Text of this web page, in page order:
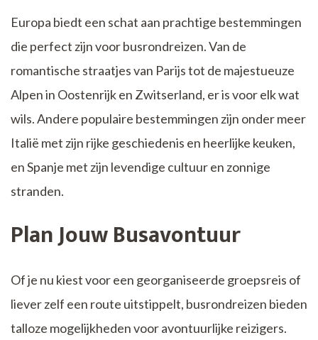
Europa biedt een schat aan prachtige bestemmingen
die perfect zijn voor busrondreizen. Van de
romantische straatjes van Parijs tot de majestueuze
Alpen in Oostenrijk en Zwitserland, er is voor elk wat
wils. Andere populaire bestemmingen zijn onder meer
Italië met zijn rijke geschiedenis en heerlijke keuken,
en Spanje met zijn levendige cultuur en zonnige
stranden.
Plan Jouw Busavontuur
Of je nu kiest voor een georganiseerde groepsreis of
liever zelf een route uitstippelt, busrondreizen bieden
talloze mogelijkheden voor avontuurlijke reizigers.